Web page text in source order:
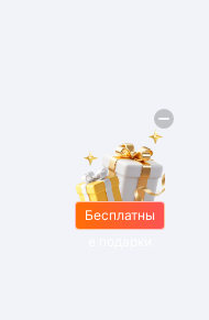
Бесплатны